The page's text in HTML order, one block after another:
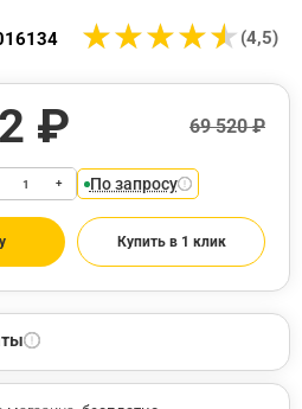
★★★★★
★★★★★ (4,5)
₽ 69 520 ₽
+ По запросу
Купить в 1 клик